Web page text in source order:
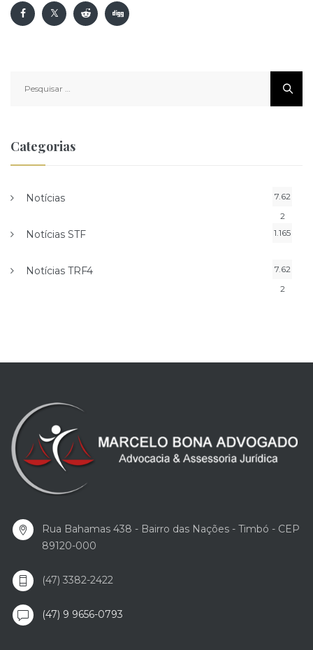
por:
Categorias
Notícias
7.62
2
Notícias STF 1.165
Notícias TRF4
7.62
2
Rua Bahamas 438 - Bairro das Nações - Timbó - CEP
89120-000
(47) 3382-2422
(47) 9 9656-0793